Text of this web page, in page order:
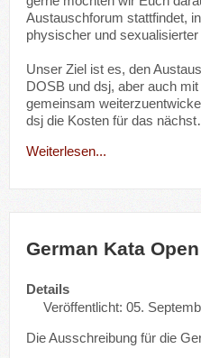
Austauschforum stattfindet,
physischer und
Unser Ziel ist es, den
DOSB und dsj, aber auch
gemeinsam
dsj die Kosten für das
Weiterlesen...
German Kata
Details
Veröffentlicht: 05.
Die Ausschreibung für die